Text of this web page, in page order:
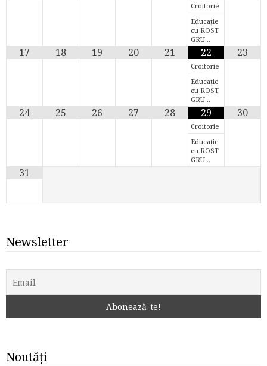
Croitorie
Educație
cu ROST
GRU…
17 18 19 20 21 22
Croitorie
Educație
cu ROST
GRU…
23
24 25 26 27 28 29
Croitorie
Educație
cu ROST
GRU…
30
31
Newsletter
Noutăți